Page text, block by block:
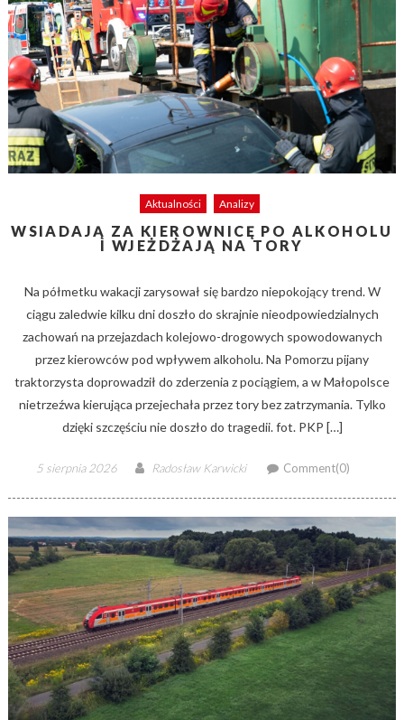
Aktualności Analizy
WSIADAJĄ ZA KIEROWNICĘ PO ALKOHOLU
I WJEŻDŻAJĄ NA TORY
Na półmetku wakacji zarysował się bardzo niepokojący trend. W
ciągu zaledwie kilku dni doszło do skrajnie nieodpowiedzialnych
zachowań na przejazdach kolejowo-drogowych spowodowanych
przez kierowców pod wpływem alkoholu. Na Pomorzu pijany
traktorzysta doprowadził do zderzenia z pociągiem, a w Małopolsce
nietrzeźwa kierująca przejechała przez tory bez zatrzymania. Tylko
dzięki szczęściu nie doszło do tragedii. fot. PKP […]
Posted
5 sierpnia 2026 Author
Radosław Karwicki Comment(0)